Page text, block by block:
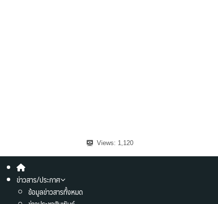
Views: 1,120
ข่าวสาร/ประกาศ
ข้อมูลข่าวสารทั้งหมด